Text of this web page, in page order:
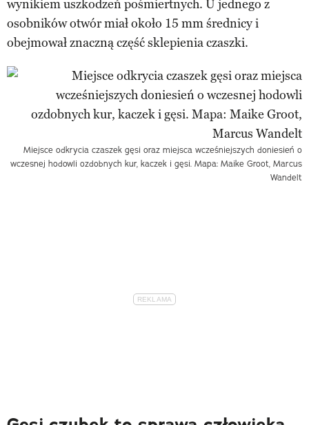
wynikiem uszkodzeń pośmiertnych. U jednego z
osobników otwór miał około 15 mm średnicy i
obejmował znaczną część sklepienia czaszki.
Miejsce odkrycia czaszek gęsi oraz miejsca wcześniejszych doniesień o
wczesnej hodowli ozdobnych kur, kaczek i gęsi. Mapa: Maike Groot, Marcus
Wandelt